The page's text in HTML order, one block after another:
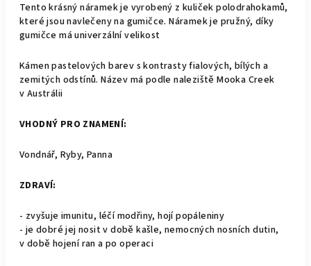
Tento krásný náramek je vyrobený z kuliček polodrahokamů,
které jsou navlečeny na gumičce. Náramek je pružný, díky
gumičce má univerzální velikost
Kámen pastelových barev s kontrasty fialových, bílých a
zemitých odstínů. Název má podle naleziště Mooka Creek
v Austrálii
VHODNÝ PRO ZNAMENÍ:
Vondnář, Ryby, Panna
ZDRAVÍ:
- zvyšuje imunitu, léčí modřiny, hojí popáleniny
- je dobré jej nosit v době kašle, nemocných nosních dutin,
v době hojení ran a po operaci